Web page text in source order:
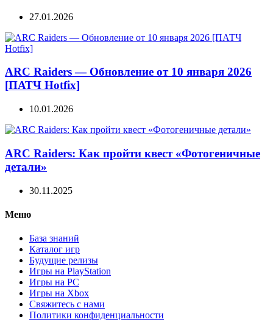
27.01.2026
ARC Raiders — Обновление от 10 января 2026
[ПАТЧ Hotfix]
10.01.2026
ARC Raiders: Как пройти квест «Фотогеничные
детали»
30.11.2025
Меню
База знаний
Каталог игр
Будущие релизы
Игры на PlayStation
Игры на PC
Игры на Xbox
Свяжитесь с нами
Политики конфиденциальности